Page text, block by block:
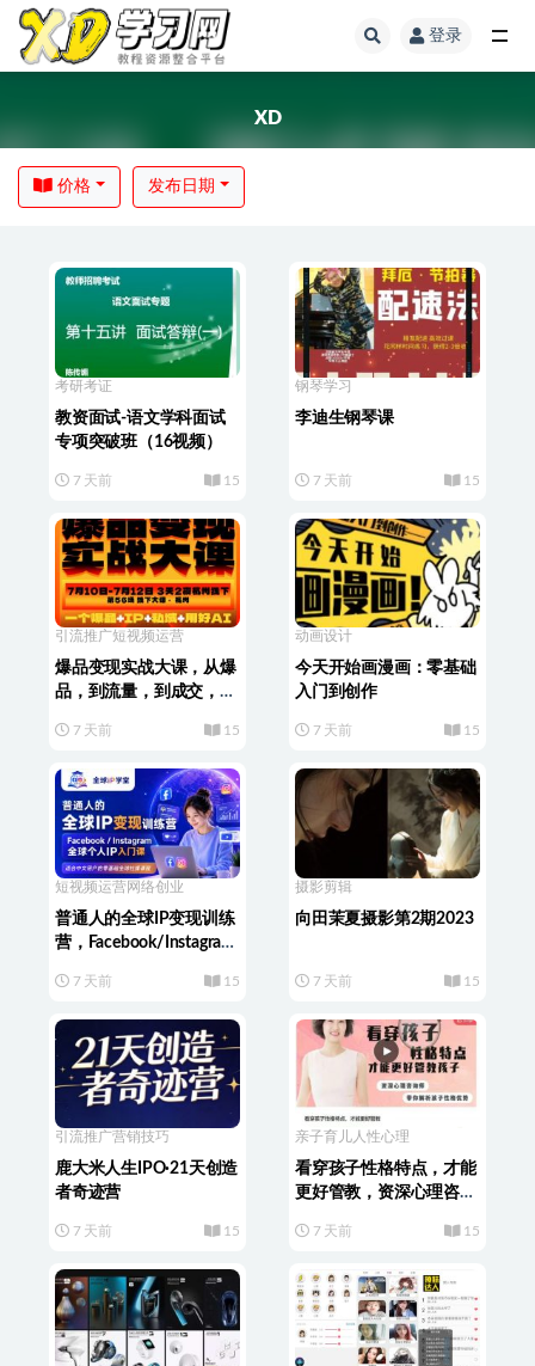
登录
XD
价格 发布日期
考研考证
教资面试-语文学科面试
专项突破班（16视频）
7 天前 15
钢琴学习
李迪生钢琴课
7 天前 15
引流推广短视频运营
爆品变现实战大课，从爆
品，到流量，到成交，一
7 天前 15
动画设计
今天开始画漫画：零基础
入门到创作
7 天前 15
短视频运营网络创业
普通人的全球IP变现训练
营，Facebook/Instagram
础全球社媒课程
7 天前 15
摄影剪辑
向田茉夏摄影第2期2023
7 天前 15
引流推广营销技巧
鹿大米人生IPO·21天创造
者奇迹营
7 天前 15
亲子育儿 人性心理
看穿孩子性格特点，才能
更好管教，资深心理咨询
7 天前 15